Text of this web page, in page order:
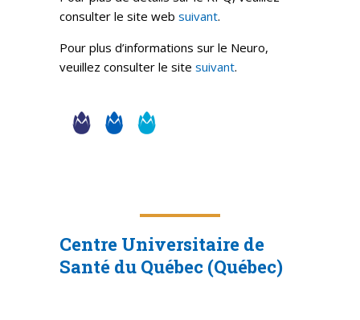
consulter le site web suivant.
Pour plus d’informations sur le Neuro,
veuillez consulter le site suivant.
Centre Universitaire de
Santé du Québec (Québec)